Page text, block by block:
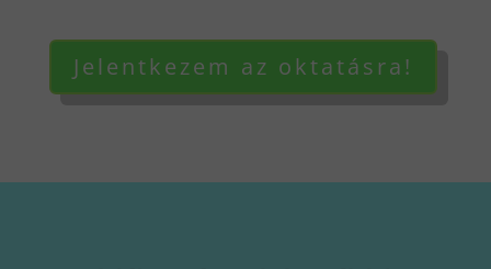
Jelentkezem az oktatásra!